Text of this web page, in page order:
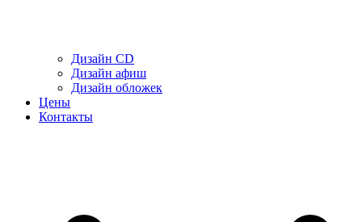
Дизайн CD
Дизайн афиш
Дизайн обложек
Цены
Контакты